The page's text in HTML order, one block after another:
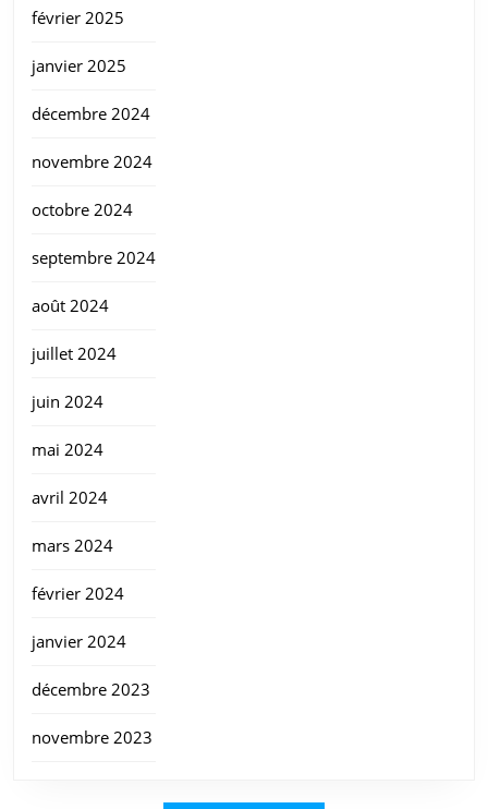
février 2025
janvier 2025
décembre 2024
novembre 2024
octobre 2024
septembre 2024
août 2024
juillet 2024
juin 2024
mai 2024
avril 2024
mars 2024
février 2024
janvier 2024
décembre 2023
novembre 2023